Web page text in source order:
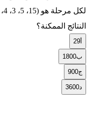
النتائج الممكنة؟
29
ب1800
ج900
3600